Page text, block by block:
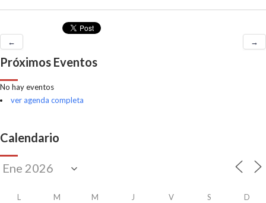
← →
Próximos Eventos
No hay eventos
ver agenda completa
Calendario
L M M J V S D